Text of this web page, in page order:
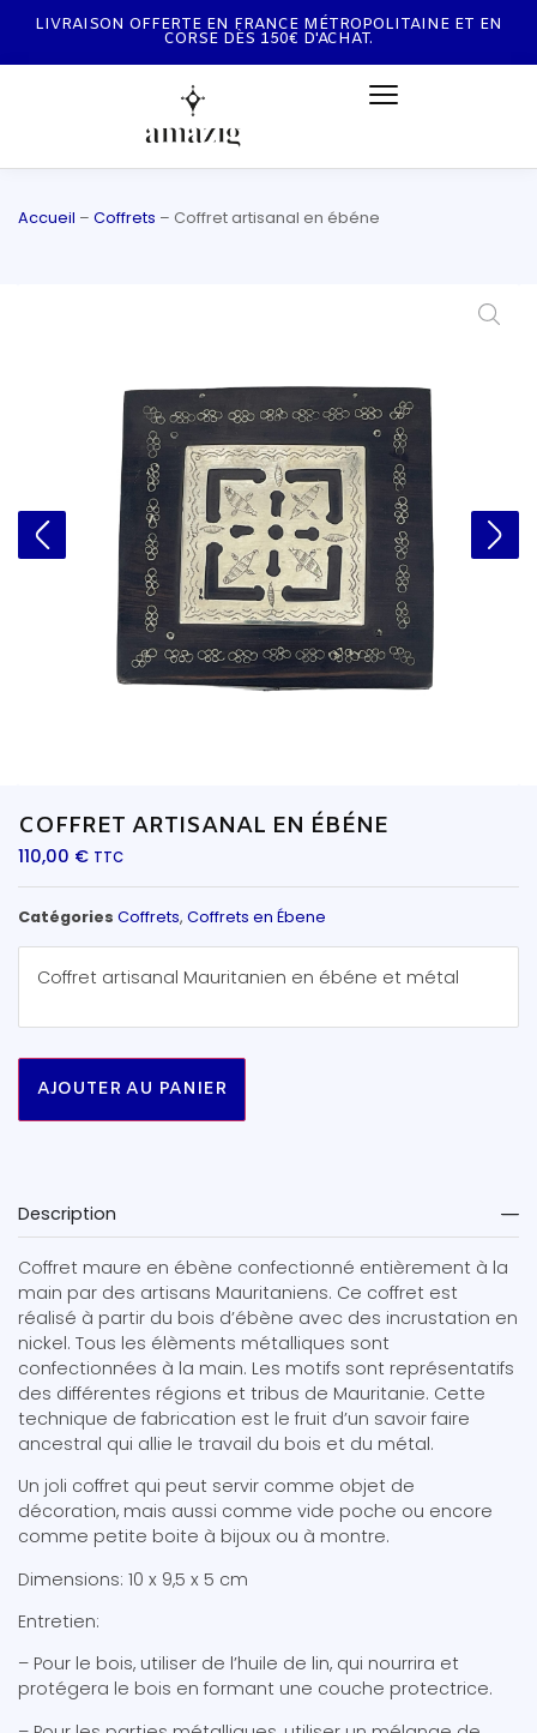
LIVRAISON OFFERTE EN FRANCE MÉTROPOLITAINE ET EN
CORSE DÈS 150€ D'ACHAT.
Accueil – Coffrets – Coffret artisanal en ébéne
COFFRET ARTISANAL EN ÉBÉNE
110,00 € TTC
Catégories Coffrets, Coffrets en Ébene
Coffret artisanal Mauritanien en ébéne et métal
AJOUTER AU PANIER
Description
Coffret maure en ébène confectionné entièrement à la
main par des artisans Mauritaniens. Ce coffret est
réalisé à partir du bois d’ébène avec des incrustation en
nickel. Tous les élèments métalliques sont
confectionnées à la main. Les motifs sont représentatifs
des différentes régions et tribus de Mauritanie. Cette
technique de fabrication est le fruit d’un savoir faire
ancestral qui allie le travail du bois et du métal.
Un joli coffret qui peut servir comme objet de
décoration, mais aussi comme vide poche ou encore
comme petite boite à bijoux ou à montre.
Dimensions: 10 x 9,5 x 5 cm
Entretien:
– Pour le bois, utiliser de l’huile de lin, qui nourrira et
protégera le bois en formant une couche protectrice.